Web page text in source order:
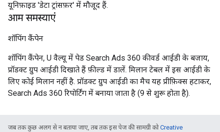
यूनिफ़ाइड 'डेटा ट्रांसफ़र' में मौजूद हैं.
आम समस्याएं
शॉपिंग कैंपेन
शॉपिंग कैंपेन, U वैल्यू में पेड Search Ads 360 कीवर्ड आईडी के बजाय,
प्रॉडक्ट ग्रुप आईडी दिखाते हैं फ़ील्ड में डालें. मिलान टेबल में इस आईडी के
लिए कोई मिलान नहीं है. प्रॉडक्ट ग्रुप आईडी का मैच यह प्रीफ़िक्स हटाकर,
Search Ads 360 रिपोर्टिंग में बनाया जाता है (9 से शुरू होता है).
जब तक कुछ अलग से न बताया जाए, तब तक इस पेज की सामग्री कोCreative